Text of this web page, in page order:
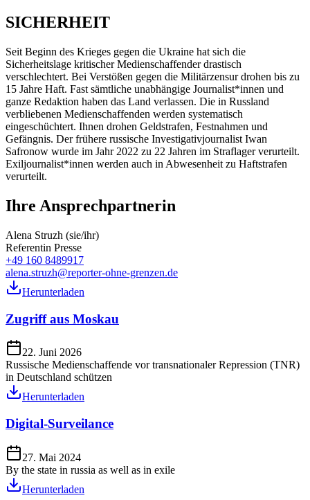
SICHERHEIT
Seit Beginn des Krieges gegen die Ukraine hat sich die
Sicherheitslage kritischer Medienschaffender drastisch
verschlechtert. Bei Verstößen gegen die Militärzensur drohen bis zu
15 Jahre Haft. Fast sämtliche unabhängige Journalist*innen und
ganze Redaktion haben das Land verlassen. Die in Russland
verbliebenen Medienschaffenden werden systematisch
eingeschüchtert. Ihnen drohen Geldstrafen, Festnahmen und
Gefängnis. Der frühere russische Investigativjournalist Iwan
Safronow wurde im Jahr 2022 zu 22 Jahren im Straflager verurteilt.
Exiljournalist*innen werden auch in Abwesenheit zu Haftstrafen
verurteilt.
Ihre Ansprechpartnerin
Alena Struzh (sie/ihr)
Referentin Presse
+49 160 8489917
alena.struzh@reporter-ohne-grenzen.de
Herunterladen
Zugriff aus Moskau
22. Juni 2026
Russische Medienschaffende vor transnationaler Repression (TNR)
in Deutschland schützen
Herunterladen
Digital-Surveilance
27. Mai 2024
By the state in russia as well as in exile
Herunterladen